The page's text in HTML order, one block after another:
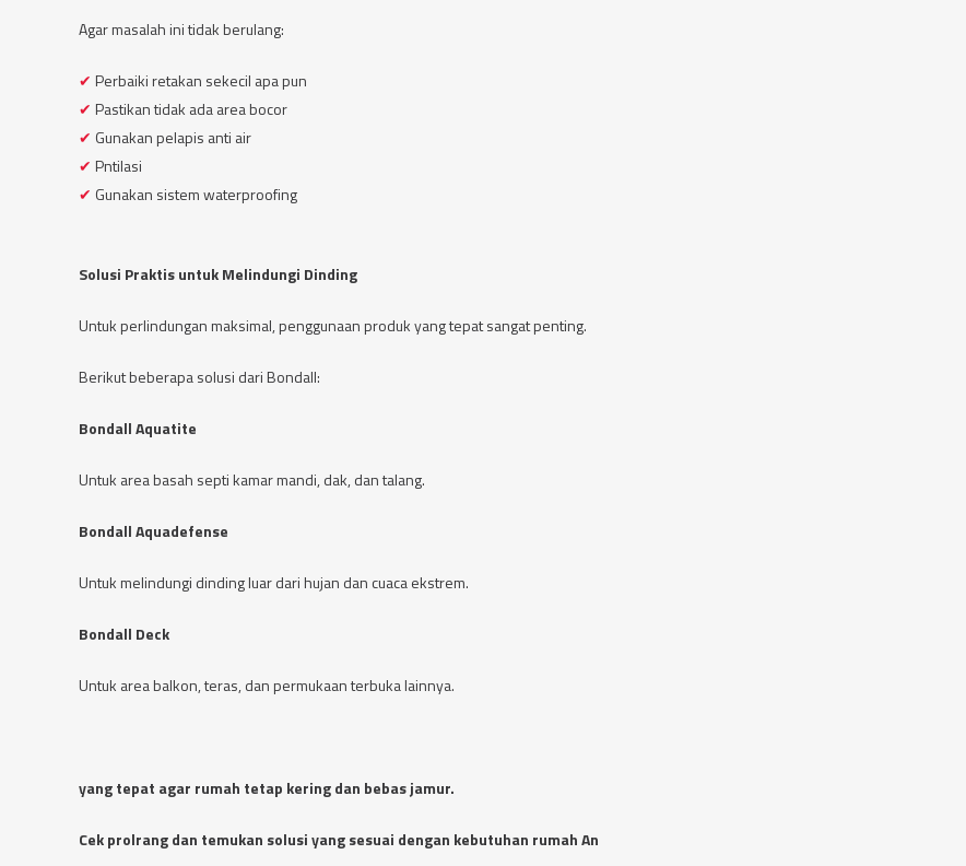
Agar masalah ini tidak berulang:
Perbaiki retakan sekecil apa pun
Pastikan tidak ada area bocor
Gunakan pelapis anti air
Pntilasi
Gunakan sistem waterproofing
Solusi Praktis untuk Melindungi Dinding
Untuk perlindungan maksimal, penggunaan produk yang tepat sangat penting.
Berikut beberapa solusi dari Bondall:
Bondall Aquatite
Untuk area basah septi kamar mandi, dak, dan talang.
Bondall Aquadefense
Untuk melindungi dinding luar dari hujan dan cuaca ekstrem.
Bondall Deck
Untuk area balkon, teras, dan permukaan terbuka lainnya.
yang tepat agar rumah tetap kering dan bebas jamur.
Cek prolrang dan temukan solusi yang sesuai dengan kebutuhan rumah An